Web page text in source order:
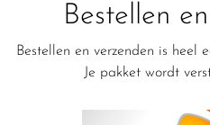
Bestellen
Bestellen en verzenden is heel
Je pakket wordt